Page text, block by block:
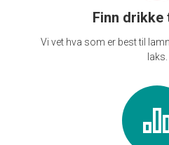
Finn drikke
Vi vet hva som er best til
laks.